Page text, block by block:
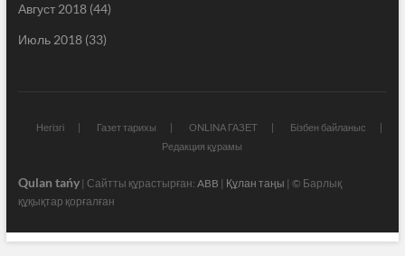
Август 2018(44)
Июль 2018(33)
Негізгі Газет тарихы ONLINA ГАЗЕТ
Бізбен байланыс
Редакция құрамы
Qulan tańy| Сайтты құрастырған: ABB | Құлан таңы | © Барлық
құқықтар қорғалған